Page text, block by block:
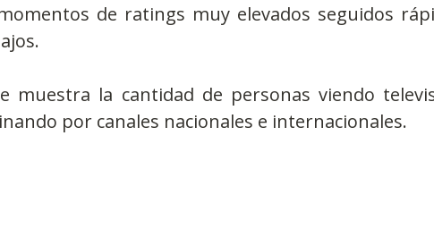
de ratings muy elevados seguidos
muestra la cantidad de personas viendo
por canales nacionales e internacionales.